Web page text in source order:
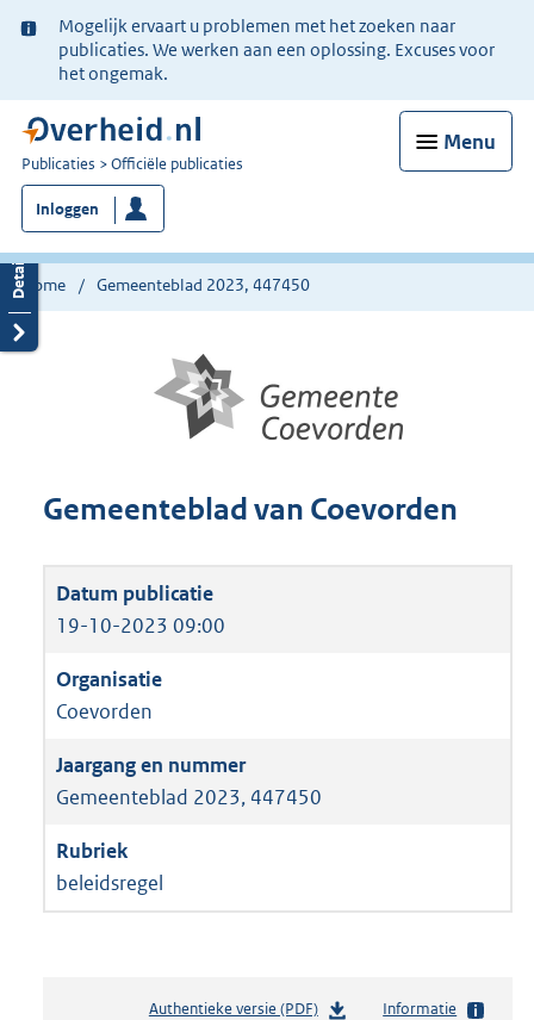
Ter
informatie:
Mogelijk ervaart u problemen met het zoeken naar
publicaties. We werken aan een oplossing. Excuses voor
het ongemak.
Menu
U
bent
nu
hier:
Publicaties Officiële publicaties
Inloggen
Home Gemeenteblad 2023, 447450
Gemeenteblad van Coevorden
19-10-2023 09:00
Coevorden
Gemeenteblad 2023, 447450
beleidsregel
Authentieke versie (PDF)b
Informatie